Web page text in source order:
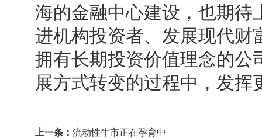
海的金融中心建设，也期待
进机构投资者、发展现代财
拥有长期投资价值理念的公
展方式转变的过程中，发挥
上一条： 流动性牛市正在孕育中